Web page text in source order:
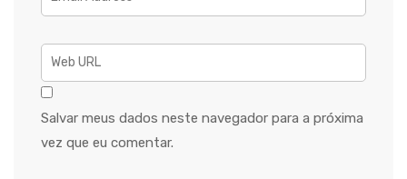
Salvar meus dados neste navegador para a próxima
vez que eu comentar.